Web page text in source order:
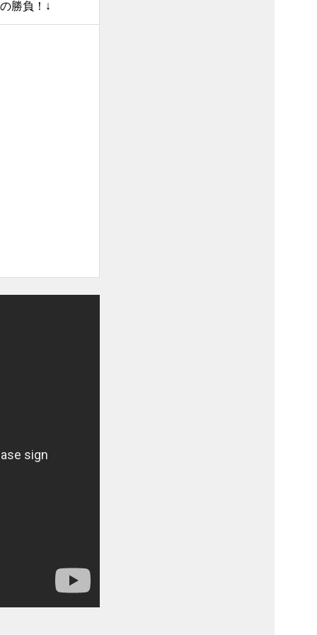
勝負！↓